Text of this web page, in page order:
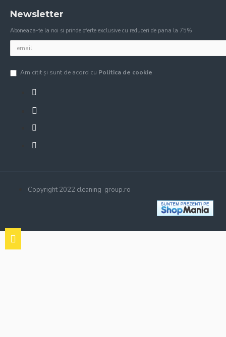
Newsletter
Aboneaza-te la noi si prinde oferte exclusive cu reduceri de pana la 75%
Am citit şi sunt de acord cu Politica de cookie
Copyright 2022 cleaning-group.ro